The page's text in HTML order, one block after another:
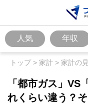
人気 年収
トップ> 家計 > 家計の
「都市ガス」VS
れくらい違う？